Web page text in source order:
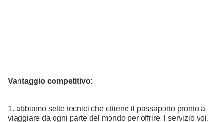
Vantaggio competitivo:
1. abbiamo sette tecnici che ottiene il passaporto pronto a
viaggiare da ogni parte del mondo per offrire il servizio voi.